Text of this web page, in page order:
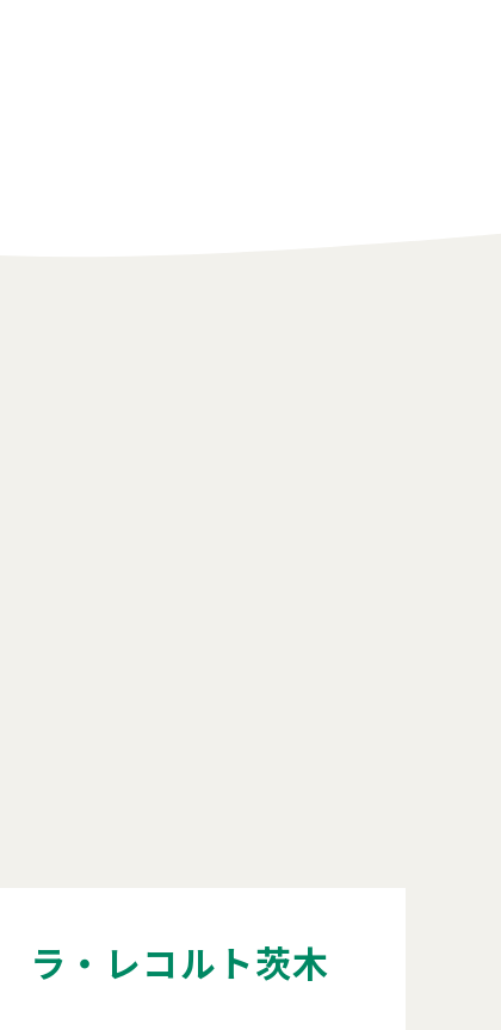
ラ・レコルト茨木